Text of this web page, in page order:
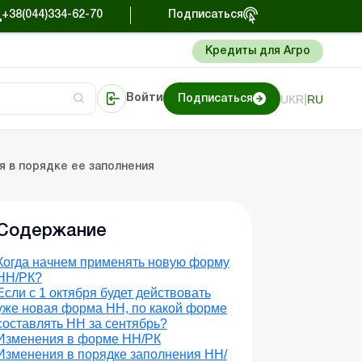
+38(044)334-62-70 Подписаться
Кредиты для Агро
Войти Подписаться UKR RU
в порядке ее заполнения
начнем применять новую форму
РК?
с 1 октября будет действовать
новая форма НН, по какой форме
НН за сентябрь?
в форме НН/РК
в порядке заполнения НН/